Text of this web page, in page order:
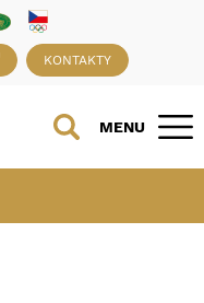
KONTAKTY
MENU